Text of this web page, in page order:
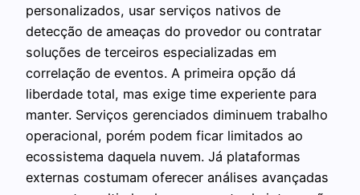
personalizados, usar serviços nativos de
detecção de ameaças do provedor ou contratar
soluções de terceiros especializadas em
correlação de eventos. A primeira opção dá
liberdade total, mas exige time experiente para
manter. Serviços gerenciados diminuem trabalho
operacional, porém podem ficar limitados ao
ecossistema daquela nuvem. Já plataformas
externas costumam oferecer análises avançadas